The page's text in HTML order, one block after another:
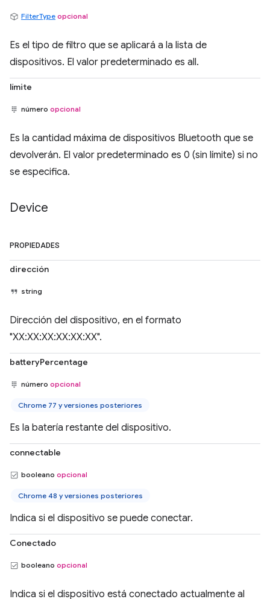
FilterType opcional
Es el tipo de filtro que se aplicará a la lista de
dispositivos. El valor predeterminado es all.
límite
número opcional
Es la cantidad máxima de dispositivos Bluetooth que se
devolverán. El valor predeterminado es 0 (sin límite) si no
se especifica.
Device
PROPIEDADES
dirección
string
Dirección del dispositivo, en el formato
"XX:XX:XX:XX:XX:XX".
batteryPercentage
número opcional
Chrome 77 y versiones posteriores
Es la batería restante del dispositivo.
connectable
booleano opcional
Chrome 48 y versiones posteriores
Indica si el dispositivo se puede conectar.
Conectado
booleano opcional
Indica si el dispositivo está conectado actualmente al